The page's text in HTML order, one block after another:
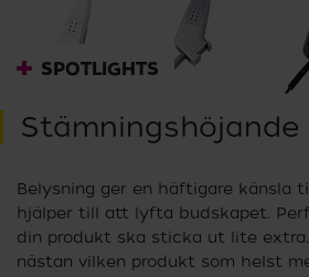
SPOTLIGHTS
Belysning ger en häftigare känsla
hjälper till att lyfta budskapet.
din produkt ska sticka ut lite
nästan vilken produkt som helst